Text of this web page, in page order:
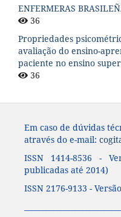
ENFERMERAS
36
Propriedades
avaliação do ensino-
paciente no ensino
36
Em caso de dúvidas
através do e-mail:
ISSN 1414-8536 -
publicadas até 2014)
ISSN 2176-9133 -